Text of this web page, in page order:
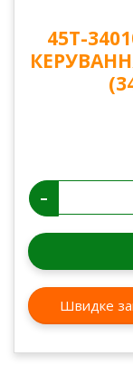
45Т-
-
Швидке